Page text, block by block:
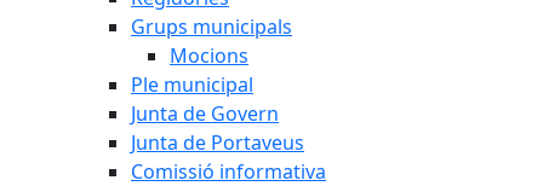
Grups municipals
Mocions
Ple municipal
Junta de Govern
Junta de Portaveus
Comissió informativa